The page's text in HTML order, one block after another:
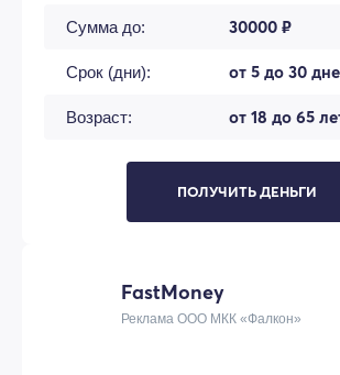
Сумма до: 30000 ₽
Срок (дни): от 5 до 30
Возраст: от 18 до 65
ПОЛУЧИТЬ ДЕНЬГИ
FastMoney
Реклама ООО МКК «Фалкон»